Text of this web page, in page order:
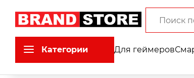
Категории Для геймеров